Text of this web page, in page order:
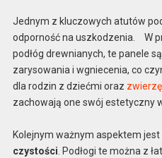
Jednym z kluczowych atutów
odporność na uszkodzenia. ⠀W
podłóg drewnianych, te panele
zarysowania i wgniecenia, co
dla rodzin z dziećmi oraz
zachowają one swój estetyczny
Kolejnym ważnym aspektem jest
czystości. Podłogi te można z